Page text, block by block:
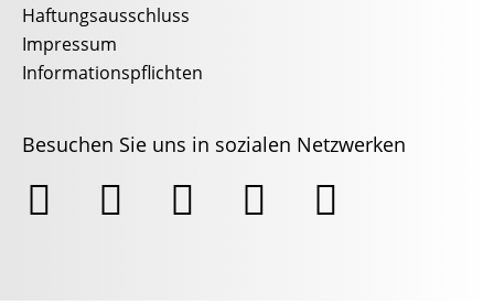
Haftungsausschluss
Impressum
Informationspflichten
Besuchen Sie uns in sozialen Netzwerken
    